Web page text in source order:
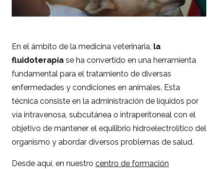
En el ámbito de la medicina veterinaria, la
fluidoterapia se ha convertido en una herramienta
fundamental para el tratamiento de diversas
enfermedades y condiciones en animales. Esta
técnica consiste en la administración de líquidos por
vía intravenosa, subcutánea o intraperitoneal con el
objetivo de mantener el equilibrio hidroelectrolítico del
organismo y abordar diversos problemas de salud.
Desde aquí, en nuestro centro de formación